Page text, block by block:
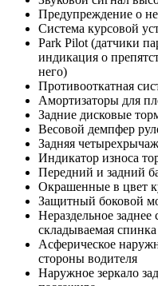
Предупреждение о
Система курсовой
Park Pilot (датчики
индикация о
него)
Противооткатная
Амортизаторы для
Задние дисковые
Весовой демпфер
Задняя
Индикатор износа
Передний и задний
Окрашенные в цвет
Защитный боковой
Нераздельное
складываемая спинка
Асферическое
стороны водителя
Наружное зеркало